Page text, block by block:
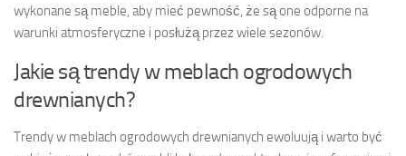
wykonane są meble, aby mieć pewność, że są one odporne na
warunki atmosferyczne i posłużą przez wiele sezonów.
Jakie są trendy w meblach ogrodowych
drewnianych?
Trendy w meblach ogrodowych drewnianych ewoluują i warto być